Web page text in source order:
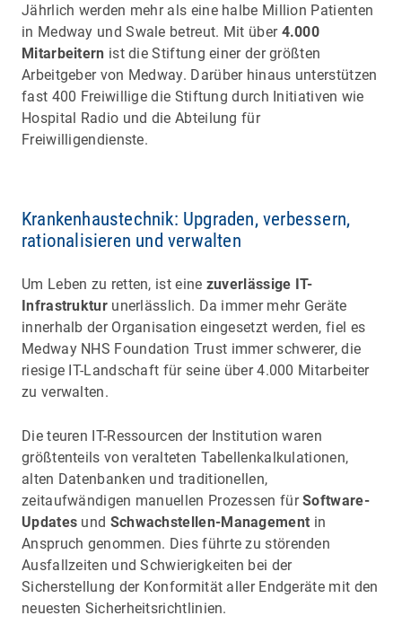
Jährlich werden mehr als eine halbe Million Patienten
in Medway und Swale betreut. Mit über 4.000
Mitarbeitern ist die Stiftung einer der größten
Arbeitgeber von Medway. Darüber hinaus unterstützen
fast 400 Freiwillige die Stiftung durch Initiativen wie
Hospital Radio und die Abteilung für
Freiwilligendienste.
Krankenhaustechnik: Upgraden, verbessern,
rationalisieren und verwalten
Um Leben zu retten, ist eine zuverlässige IT-
Infrastrukturunerlässlich. Da immer mehr Geräte
innerhalb der Organisation eingesetzt werden, fiel es
Medway NHS Foundation Trust immer schwerer, die
riesige IT-Landschaft für seine über 4.000 Mitarbeiter
zu verwalten.
Die teuren IT-Ressourcen der Institution waren
größtenteils von veralteten Tabellenkalkulationen,
alten Datenbanken und traditionellen,
zeitaufwändigen manuellen Prozessen fürSoftware-
Updates und Schwachstellen-Management in
Anspruch genommen. Dies führte zu störenden
Ausfallzeiten und Schwierigkeiten bei der
Sicherstellung der Konformität aller Endgeräte mit den
neuesten Sicherheitsrichtlinien.